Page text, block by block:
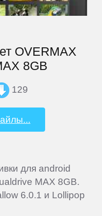
OVERMAX
8GB
129
для android
MAX 8GB.
6.0.1 и Lollipop